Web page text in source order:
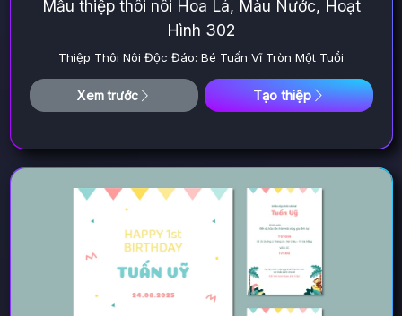
Mẫu thiệp thôi nôi Hoa Lá, Màu Nước, Hoạt
Hình 302
Thiệp Thôi Nôi Độc Đáo: Bé Tuấn Vĩ Tròn Một Tuổi
Xem trước Tạo thiệp